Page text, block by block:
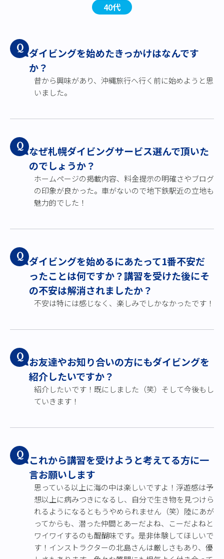
40代
Q
ダイビングを始めたきっかけはなんです
か？
昔から興味があり、沖縄旅行へ行く前に始めようと思
いました。
Q
なぜ札幌ダイビングサービス選んで頂いた
のでしょうか？
ホームページの掲載内容、料金提示の明確さやブログ
の印象が良かった。車がないので地下鉄駅近の立地も
魅力的でした！
Q
ダイビングを始めるにあたって1番不安だ
ったことは何ですか？講習を受けた後にそ
の不安は解消されましたか？
不安は特には感じなく、楽しみでしかなかったです！
Q
お友達やお知り合いの方にもダイビングを
紹介したいですか？
紹介したいです！既にしました（笑）そして今後もし
ていきます！
Q
これから講習を受けようと考えてる方に一
言お願いします
思っている以上に海の中は楽しいですよ！浮遊感は予
想以上に病みつきになるし、自分で生き物を見つけら
れるようになるともうやめられません（笑）陸にあが
ってからも、潜った仲間とあーだよね、こーだよねと
ワイワイするのも醍醐味です。是非体験してほしいで
す！インストラクターの北島さんは厳しさもあり、優